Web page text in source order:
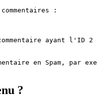
:
ayant l'ID
en Spam, par
?